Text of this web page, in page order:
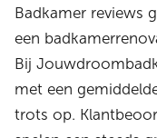
Badkamer reviews
een
Bij
met een
trots op.